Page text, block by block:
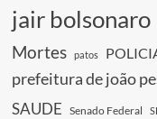
jair bolsonaro
Mortes patos
prefeitura de joão
SAUDE Senado Federal